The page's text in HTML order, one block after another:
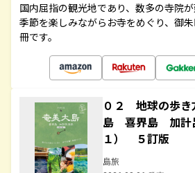
国内屈指の観光地であり、数多の寺院が
季節を楽しみながらお寺をめぐり、御
冊です。
０２ 地球の歩
島 喜界島 加計
１） ５訂版
島旅